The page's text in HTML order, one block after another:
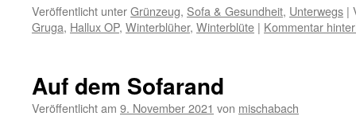
Veröffentlicht unterGrünzeug, Sofa & Gesundheit, Unterwegs |
Gruga, Hallux OP, Winterblüher, Winterblüte | Kommentar
Auf dem Sofarand
Veröffentlicht am 9. November 2021 von mischabach